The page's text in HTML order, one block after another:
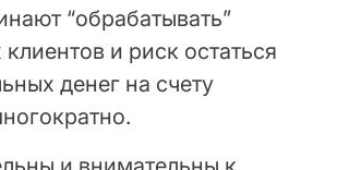
“обрабатывать”
и риск остаться
денег на счету